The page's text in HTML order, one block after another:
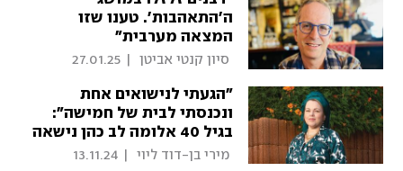
ה'התאהבות'. טענו שזו
המצאה מערבית"
סיון קנטי אביטן 27.01.25
"הגעתי לנישואים אחת
ונכנסתי לבית של חמישה":
בגיל 40 אלומה לב כהן נישאה
לאלמן
מירי בן-דוד ליוי 13.11.24